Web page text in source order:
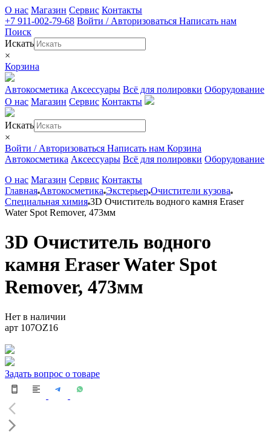
О нас Магазин Сервис Контакты
+7 911-002-79-68 Войти / Авторизоваться Написать нам
Поиск
Искать
×
Корзина
Автокосметика Аксессуары Всё для полировки Оборудование
О нас Магазин Сервис Контакты
Искать
×
Войти / Авторизоваться Написать нам Корзина
Автокосметика Аксессуары Всё для полировки Оборудование
О нас Магазин Сервис Контакты
Главная Автокосметика Экстерьер Очистители кузова
Специальная химия 3D Очиститель водного камня Eraser
Water Spot Remover, 473мм
3D Очиститель водного
камня Eraser Water Spot
Remover, 473мм
Нет в наличии
арт 107OZ16
Задать вопрос о товаре